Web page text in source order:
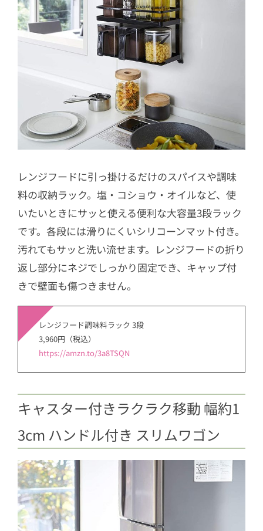
レンジフードに引っ掛けるだけのスパイスや調味
料の収納ラック。塩・コショウ・オイルなど、使
いたいときにサッと使える便利な大容量3段ラック
です。各段には滑りにくいシリコーンマット付き。
汚れてもサッと洗い流せます。レンジフードの折り
返し部分にネジでしっかり固定でき、キャップ付
きで壁面も傷つきません。
レンジフード調味料ラック 3段
3,960円（税込）
https://amzn.to/3a8TSQN
キャスター付きラクラク移動 幅約1
3cm ハンドル付き スリムワゴン